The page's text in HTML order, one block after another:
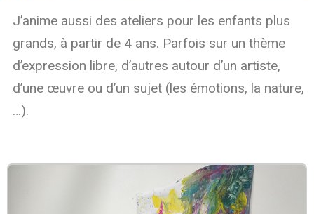
J’anime aussi des ateliers pour les enfants plus
grands, à partir de 4 ans. Parfois sur un thème
d’expression libre, d’autres autour d’un artiste,
d’une œuvre ou d’un sujet (les émotions, la nature,
…).